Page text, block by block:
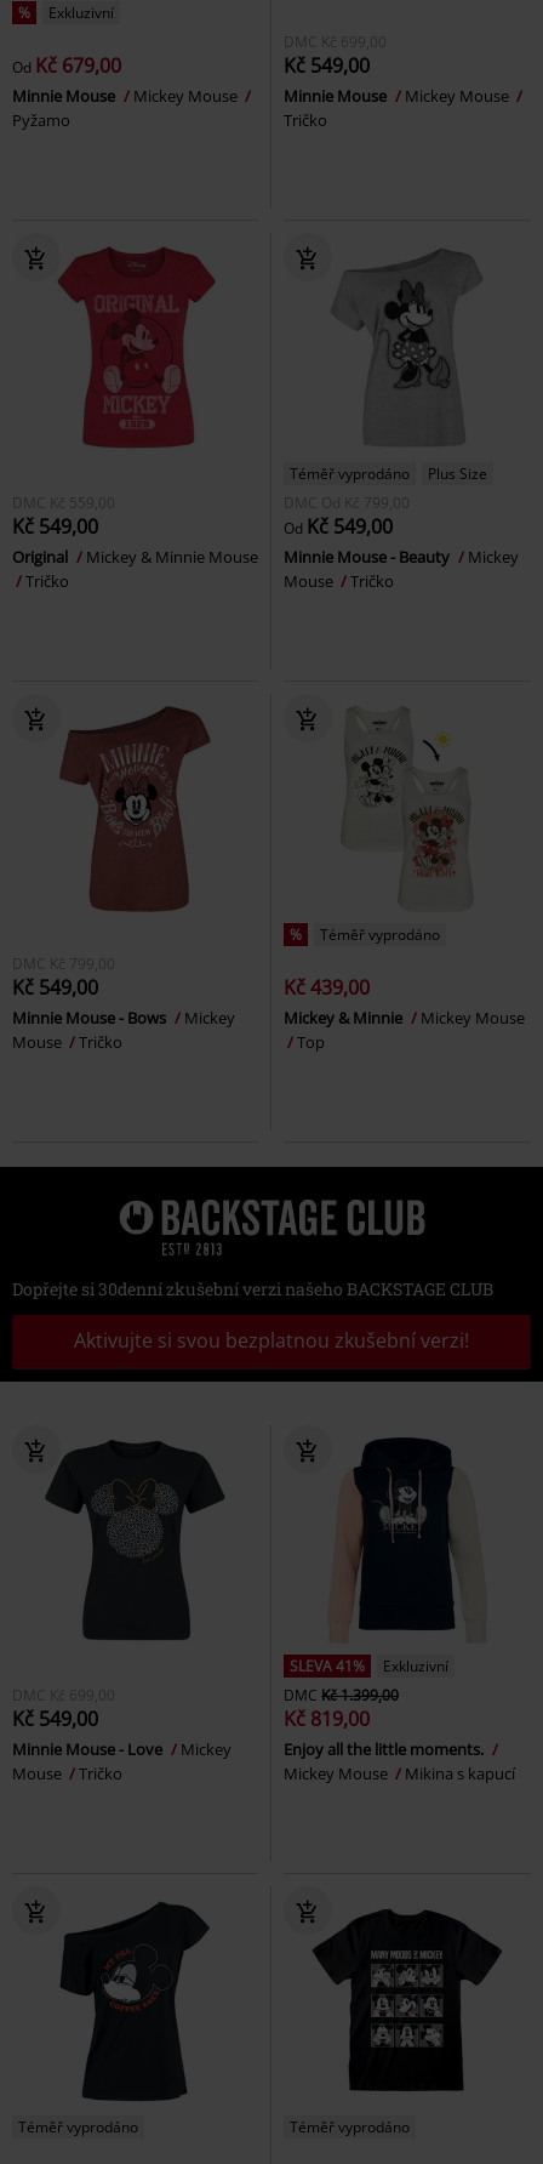
% Exkluzivní
Od Kč 679,00
Minnie Mouse
Mickey Mouse
Pyžamo
DMC Kč 699,00
Kč 549,00
Minnie Mouse
Mickey Mouse
Tričko
DMC Kč 559,00
Kč 549,00
Original
Mickey & Minnie Mouse
Tričko
Téměř vyprodáno
Plus Size
DMC Od Kč 799,00
Od Kč 549,00
Minnie Mouse - Beauty
Mickey
Mouse
Tričko
DMC Kč 799,00
Kč 549,00
Minnie Mouse - Bows
Mickey
Mouse
Tričko
% Téměř vyprodáno
Kč 439,00
Mickey & Minnie
Mickey Mouse
Top
Dopřejte si 30denní zkušební verzi našeho BACKSTAGE CLUB
Aktivujte si svou bezplatnou zkušební verzi!
DMC Kč 699,00
Kč 549,00
Minnie Mouse - Love
Mickey
Mouse
Tričko
SLEVA 41%
Exkluzivní
DMC Kč 1.399,00
Kč 819,00
Enjoy all the little moments.
Mickey Mouse
Mikina s kapucí
Téměř vyprodáno Téměř vyprodáno